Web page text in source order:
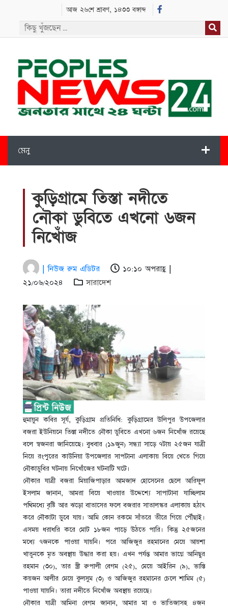
আজ ২৬শে শ্রাবণ, ১৪৩৩ বঙ্গাব্দ
মেনু
কুড়িগ্রামে তিস্তা নদীতে
নৌকা ডুবিতে এখনো ৬জন
নিখোঁজ
| নিউজ রুম এডিটর
১০:১০ অপরাহ্ণ |
২১/০৬/২০২৪
সারাদেশ
হুমায়ুন কবির সূর্য, কুড়িগ্রাম প্রতিনিধি: কুড়িগ্রামের উলিপুর উপজেলার
বজরা ইউনিয়নে তিস্তা নদীতে নৌকা ডুবিতে এখনো ৬জন নিখোঁজ রয়েছে
বলে স্বজনরা জানিয়েছে। বুধবার (১৯জুন) সন্ধ্যা সাড়ে ৭টায় ২৫জন যাত্রী
নিয়ে রংপুরের কাউনিয়া উপজেলার সাপটানা এলাকায় বিয়ে খেতে গিয়ে
নৌকাডুবির ঘটনায় নিখোঁজের ঘটনাটি ঘটে।
নৌকার যাত্রী বজরা মিয়াজিপাড়ার আমজাদ হোসেনের ছেলে আরিফুল
ইসলাম জানান, আমরা বিয়ে খাওয়ার উদ্দেশ্যে সাপাটানা যাচ্ছিলাম
পথিমধ্যে বৃষ্টি আর ঝড়ো বাতাসের ফলে বজরার সাতালস্কর এলাকায় হঠাৎ
করে নৌকাটা ডুবে যায়। আমি কোন রকমে সাঁতরে তীরে গিয়ে পৌঁছাই।
এসময় ধরাধরি করে মোট ১৮জন পাড়ে উঠতে পারি। কিন্তু ২৫জনের
মধ্যে ৭জনকে পাওয়া যায়নি। পরে আজিজুর রহমানের মেয়ে আয়শা
খাতুনকে মৃত অবস্থায় উদ্ধার করা হয়। এখন পর্যন্ত আমার ভাগ্নে আনিছুর
রহমান (৩০), তার স্ত্রী রুপালী বেগম (২৫), মেয়ে আইরিন (৯), ভাস্তি
কয়জন আলীর মেয়ে কুলসুম (৩) ও আজিজুর রহমানের চেলে শামিম (৫)
পাওয়া যায়নি। তারা নদীতে নিখোঁজ অবস্থায় রয়েছে।
নৌকার যাত্রী আমিনা বেগম জানান, আমার মা ও ভাতিজাসহ ৪জন